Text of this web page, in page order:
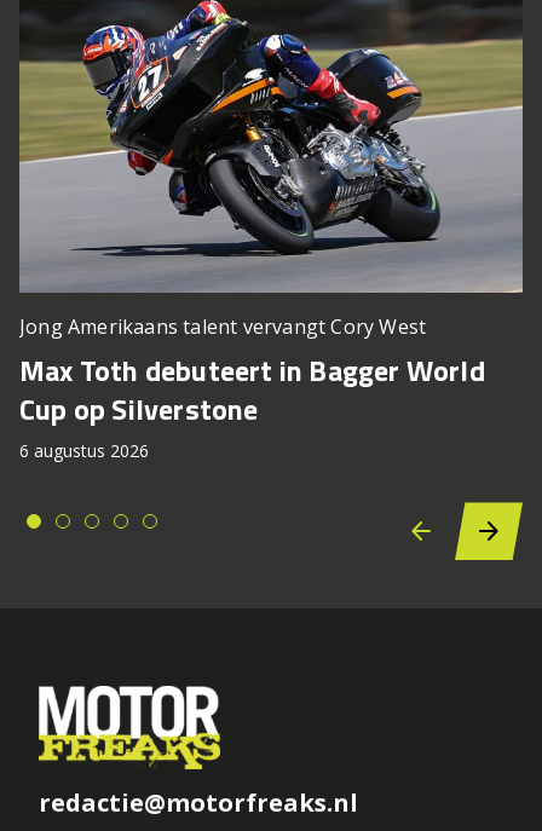
Jong Amerikaans talent vervangt Cory West
Max Toth debuteert in Bagger World
Cup op Silverstone
6 augustus 2026
redactie@motorfreaks.nl